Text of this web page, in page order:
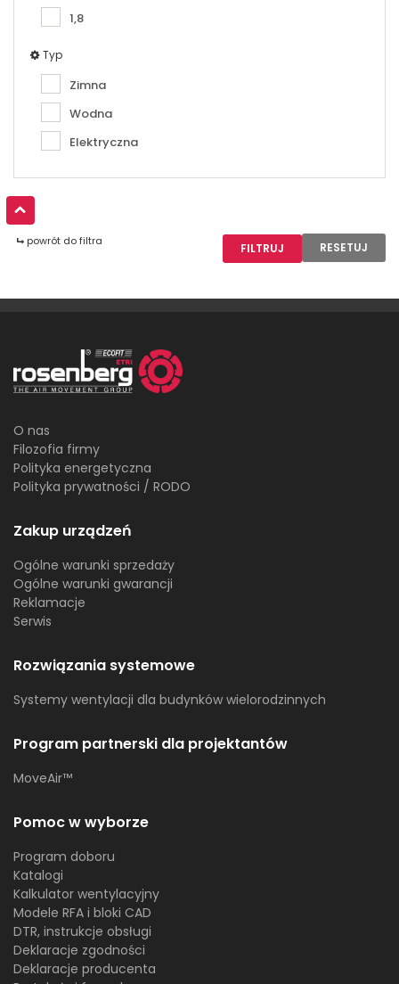
1,8
Typ
Zimna
Wodna
Elektryczna
RESETUJ
powrót do filtra
O nas
Filozofia firmy
Polityka energetyczna
Polityka prywatności / RODO
Zakup urządzeń
Ogólne warunki sprzedaży
Ogólne warunki gwarancji
Reklamacje
Serwis
Rozwiązania systemowe
Systemy wentylacji dla budynków wielorodzinnych
Program partnerski dla projektantów
MoveAir™
Pomoc w wyborze
Program doboru
Katalogi
Kalkulator wentylacyjny
Modele RFA i bloki CAD
DTR, instrukcje obsługi
Deklaracje zgodności
Deklaracje producenta